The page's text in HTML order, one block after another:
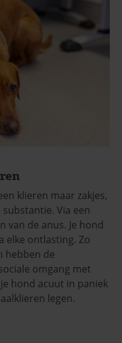
klieren maar zakjes,
Via een
van de anus. Je hond
elke ontlasting. Zo
hebben de
omgang met
hond acuut in paniek
legen.